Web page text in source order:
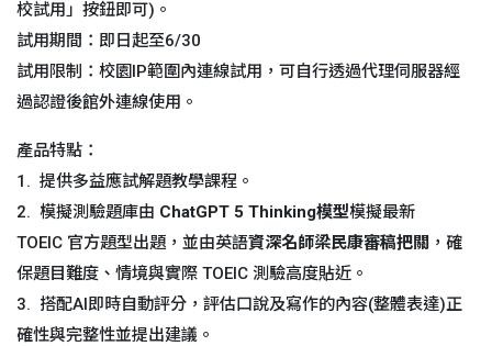
校試用」按鈕即可)。
試用期間：即日起至6/30
試用限制：校園IP範圍內連線試用，可自行透過代理伺服器經
過認證後館外連線使用。
產品特點：
1. 提供多益應試解題教學課程。
2. 模擬測驗題庫由 ChatGPT 5 Thinking模型模擬最新
TOEIC 官方題型出題，並由英語資深名師梁民康審稿把關 ，確
保題目難度、情境與實際 TOEIC 測驗高度貼近。
3. 搭配AI即時自動評分，評估口說及寫作的內容(整體表達)正
確性與完整性並提出建議。